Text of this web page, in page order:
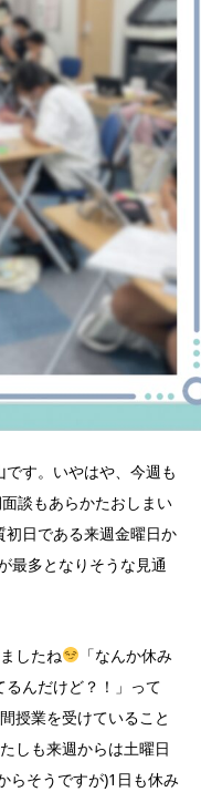
す。いやはや、今週も
談もあらかたおしまい
日である来週金曜日か
最多となりそうな見通
したね
「なんか休み
んだけど？！」って
授業を受けていること
しも来週からは土曜日
らそうですが)1日も休み